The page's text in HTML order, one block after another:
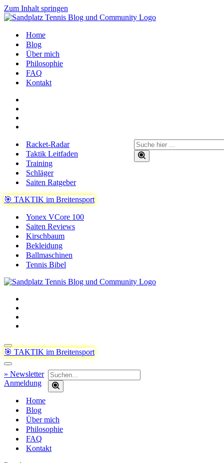
Zum Inhalt springen
Home
Blog
Über mich
Philosophie
FAQ
Kontakt
Suchen
nach …
Racket-Radar
Taktik Leitfaden
Training
Schläger
Saiten Ratgeber
🎯 TAKTIK im Breitensport
Yonex VCore 100
Saiten Reviews
Kirschbaum
Bekleidung
Ballmaschinen
Tennis Bibel
Navigationsmenü
🎯 TAKTIK im Breitensport
Navigationsmenü
Suchen
nach …
» Newsletter
Anmeldung
Home
Blog
Über mich
Philosophie
FAQ
Kontakt